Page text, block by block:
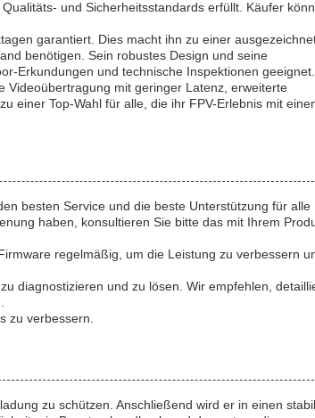
und Sicherheitsstandards erfüllt. Käufer
garantiert. Dies macht ihn zu einer
benötigen. Sein robustes Design und seine
Erkundungen und technische Inspektionen geeignet.
Videoübertragung mit geringer Latenz, erweiterte
einer Top-Wahl für alle, die ihr FPV-Erlebnis mit
besten Service und die beste Unterstützung für alle
haben, konsultieren Sie bitte das mit Ihrem
regelmäßig, um die Leistung zu verbessern
diagnostizieren und zu lösen. Wir empfehlen,
zu verbessern.
zu schützen. Anschließend wird er in einen